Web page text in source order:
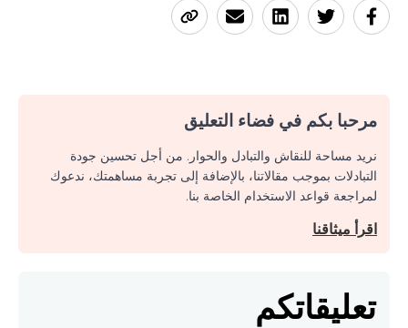
مرحبا بكم في فضاء التعليق
نريد مساحة للنقاش والتبادل والحوار. من أجل تحسين جودة
التبادلات بموجب مقالاتنا، بالإضافة إلى تجربة مساهمتك، ندعوك
لمراجعة قواعد الاستخدام الخاصة بنا.
اقرأ ميثاقنا
تعليقاتكم